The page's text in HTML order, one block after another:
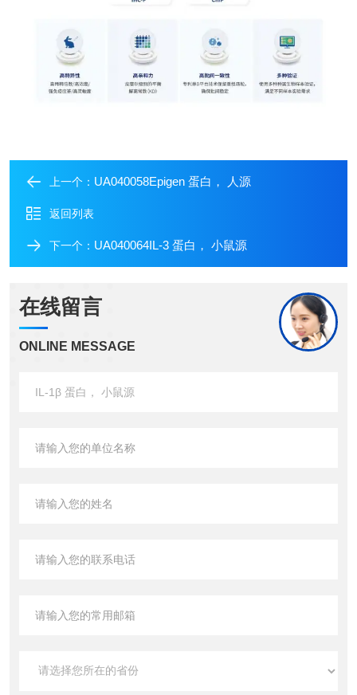
上一个： UA040058Epigen 蛋白， 人源
返回列表
下一个： UA040064IL-3 蛋白， 小鼠源
在线留言
ONLINE MESSAGE